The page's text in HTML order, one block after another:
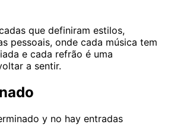
que definiram estilos,
pessoais, onde cada música tem
e cada refrão é uma
a sentir.
y no hay entradas